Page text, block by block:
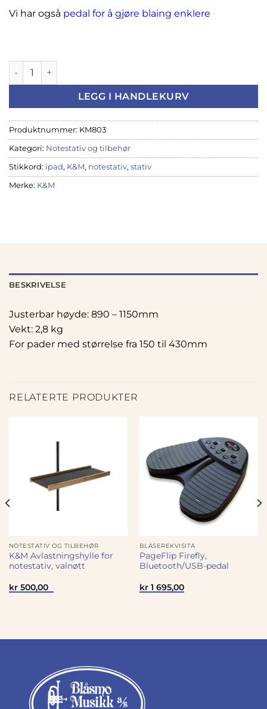
Vi har også pedal for å gjøre blaing enklere
K&M iPadstativ 19775 antall
LEGG I HANDLEKURV
Produktnummer: KM803
Kategori: Notestativ og tilbehør
Stikkord: ipad, K&M, notestativ, stativ
Merke: K&M
BESKRIVELSE
Justerbar høyde: 890 – 1150mm
Vekt: 2,8 kg
For pader med størrelse fra 150 til 430mm
RELATERTE PRODUKTER
NOTESTATIV OG TILBEHØR
K&M Avlastningshylle for
notestativ, valnøtt
kr500,00
BLÅSEREKVISITA
PageFlip Firefly,
Bluetooth/USB-pedal
kr1 695,00